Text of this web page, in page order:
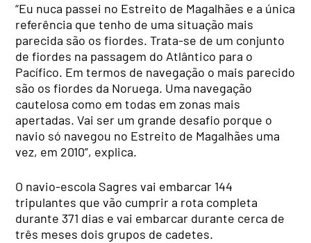
“Eu nuca passei no Estreito de Magalhães e a única
referência que tenho de uma situação mais
parecida são os fiordes. Trata-se de um conjunto
de fiordes na passagem do Atlântico para o
Pacífico. Em termos de navegação o mais parecido
são os fiordes da Noruega. Uma navegação
cautelosa como em todas em zonas mais
apertadas. Vai ser um grande desafio porque o
navio só navegou no Estreito de Magalhães uma
vez, em 2010”, explica.
O navio-escola Sagres vai embarcar 144
tripulantes que vão cumprir a rota completa
durante 371 dias e vai embarcar durante cerca de
três meses dois grupos de cadetes.